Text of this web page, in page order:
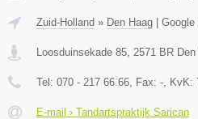
Zuid-Holland » Den Haag Google
Loosduinsekade 85, 2571 BR
Tel: 070 - 217 66 66, Fax: -, KvK:
E-mail › Tandartspraktijk Sarican